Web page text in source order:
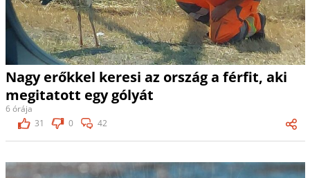
Nagy erőkkel keresi az ország a férfit, aki
megitatott egy gólyát
6 órája
31
0 42